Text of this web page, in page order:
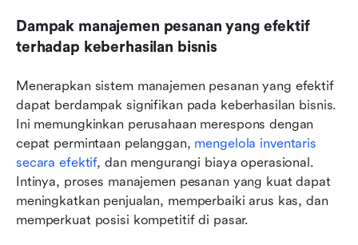
Dampak manajemen pesanan yang efektif
terhadap keberhasilan bisnis
Menerapkan sistem manajemen pesanan yang efektif
dapat berdampak signifikan pada keberhasilan bisnis.
Ini memungkinkan perusahaan merespons dengan
cepat permintaan pelanggan, mengelola inventaris
secara efektif, dan mengurangi biaya operasional.
Intinya, proses manajemen pesanan yang kuat dapat
meningkatkan penjualan, memperbaiki arus kas, dan
memperkuat posisi kompetitif di pasar.